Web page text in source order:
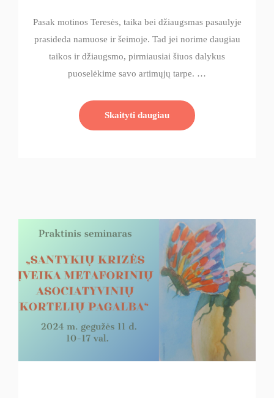
Pasak motinos Teresės, taika bei džiaugsmas pasaulyje
prasideda namuose ir šeimoje. Tad jei norime daugiau
taikos ir džiaugsmo, pirmiausiai šiuos dalykus
puoselėkime savo artimųjų tarpe. …
Skaityti daugiau